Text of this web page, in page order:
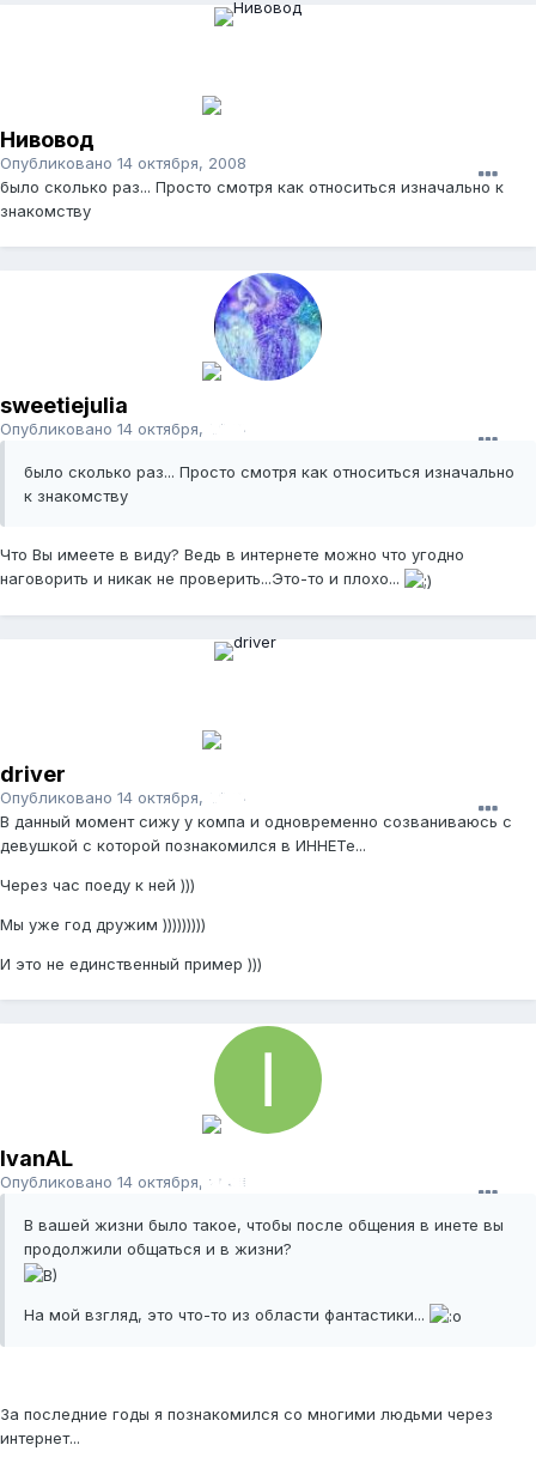
Нивовод
Опубликовано 14 октября, 2008
было сколько раз... Просто смотря как относиться изначально к
знакомству
sweetiejulia
Опубликовано 14 октября, 2008
было сколько раз... Просто смотря как относиться изначально
к знакомству
Что Вы имеете в виду? Ведь в интернете можно что угодно
наговорить и никак не проверить...Это-то и плохо...
driver
Опубликовано 14 октября, 2008
В данный момент сижу у компа и одновременно созваниваюсь с
девушкой с которой познакомился в ИННЕТе...
Через час поеду к ней )))
Мы уже год дружим )))))))))
И это не единственный пример )))
IvanAL
Опубликовано 14 октября, 2008
В вашей жизни было такое, чтобы после общения в инете вы
продолжили общаться и в жизни?
На мой взгляд, это что-то из области фантастики...
За последние годы я познакомился со многими людьми через
интернет...